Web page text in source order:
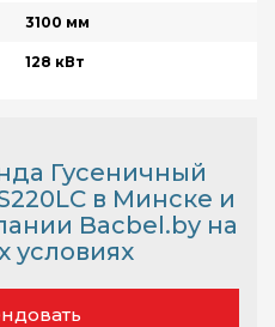
3100 мм
128 кВт
Гусеничный
в Минске и
Bacbel.by на
условиях